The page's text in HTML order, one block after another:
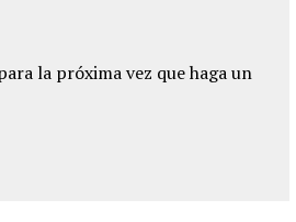
la próxima vez que haga un